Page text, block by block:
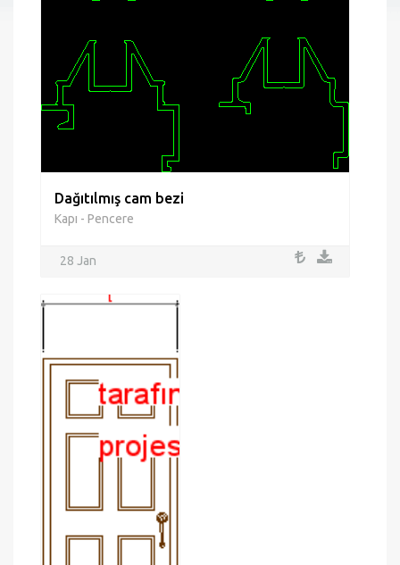
Dağıtılmış cam bezi
Kapı - Pencere
28 Jan